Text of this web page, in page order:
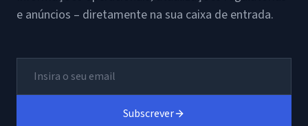
e anúncios – diretamente na sua caixa de entrada.
Subscrever